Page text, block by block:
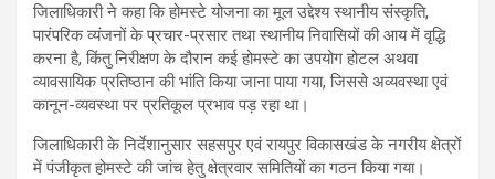
जिलाधिकारी ने कहा कि होमस्टे योजना का मूल उद्देश्य स्थानीय संस्कृति,
पारंपरिक व्यंजनों के प्रचार-प्रसार तथा स्थानीय निवासियों की आय में वृद्धि
करना है, किंतु निरीक्षण के दौरान कई होमस्टे का उपयोग होटल अथवा
व्यावसायिक प्रतिष्ठान की भांति किया जाना पाया गया, जिससे अव्यवस्था एवं
कानून-व्यवस्था पर प्रतिकूल प्रभाव पड़ रहा था।
जिलाधिकारी के निर्देशानुसार सहसपुर एवं रायपुर विकासखंड के नगरीय क्षेत्रों
में पंजीकृत होमस्टे की जांच हेतु क्षेत्रवार समितियों का गठन किया गया।